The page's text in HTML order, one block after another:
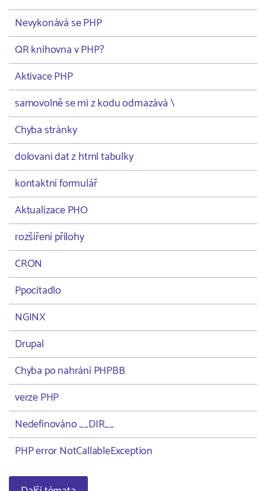
Nevykonává se PHP
QR knihovna v PHP?
Aktivace PHP
samovolně se mi z kodu odmazává \
Chyba stránky
dolovani dat z html tabulky
kontaktní formulář
Aktualizace PHO
rozšíření přílohy
CRON
Ppocitadlo
NGINX
Drupal
Chyba po nahrání PHPBB
verze PHP
Nedefinováno __DIR__
PHP error NotCallableException